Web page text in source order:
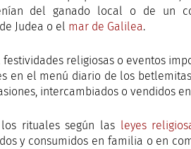
del ganado local o de un
Judea o el mar de Galilea.
religiosas o eventos
en el menú diario de los
intercambiados o vendidos
rituales según las leyes
y consumidos en familia o en